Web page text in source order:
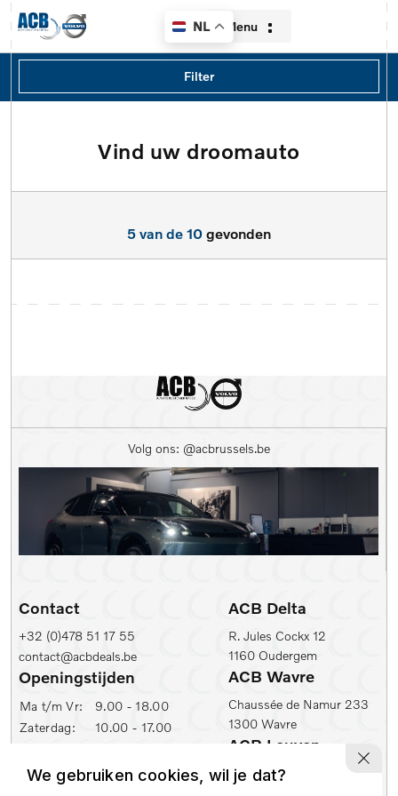
NL Menu
Home
Diensten
Vind uw droomauto
Filter
Filters
Merk
Type
Kleur
Carrosserie
Kilometerstand Van
Kilometerstand tot
1e inschrijfdatum min
1e inschrijfdatum max
5 van de 10 gevonden
Volg ons: @acbrussels.be
Contact
+32 (0)478 51 17 55
contact@acbdeals.be
Openingstijden
Ma t/m Vr:
9.00 - 18.00
Zaterdag:
10.00 - 17.00
ACB Zaventem
Leuvensesteenweg 430
ACB Delta
R. Jules Cockx 12
1160 Oudergem
ACB Wavre
Chaussée de Namur 233
1300 Wavre
ACB Leuven
Ambachtenlaan 2
We gebruiken cookies, wil je dat?